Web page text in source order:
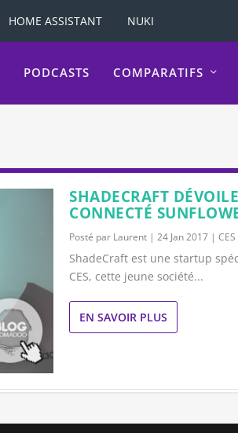
HOME ASSISTANT NUKI
PODCASTS COMPARATIFS
SHADECRAFT
CONNECTÉ
Posté par Laurent |24 Jan 2017 |CES
ShadeCraft est une startup
CES, cette jeune société...
EN SAVOIR PLUS